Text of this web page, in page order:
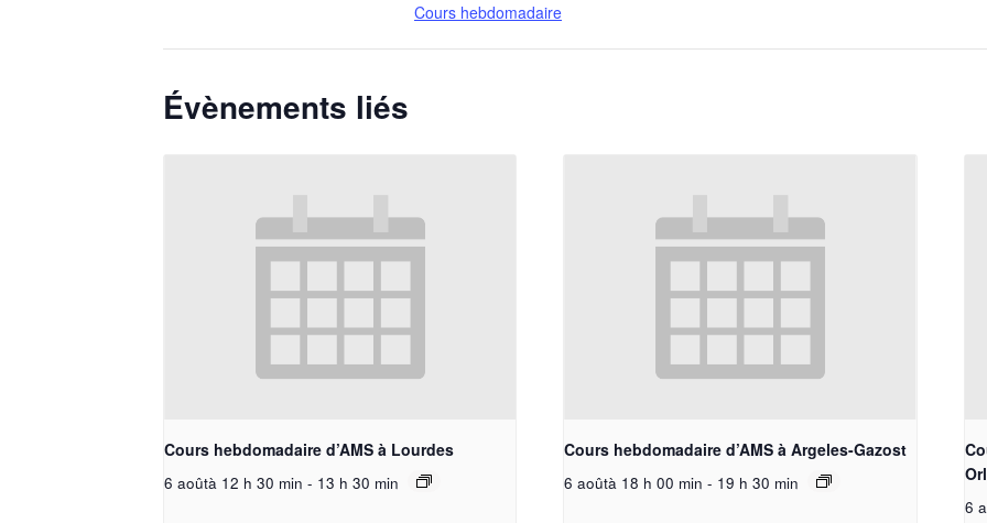
Cours hebdomadaire
Évènements liés
Cours hebdomadaire d’AMS à Lourdes
6 aoûtà 12 h 30 min - 13 h 30 min
Cours hebdomadaire d’AMS à Argeles-Gazost
6 aoûtà 18 h 00 min - 19 h 30 min
6